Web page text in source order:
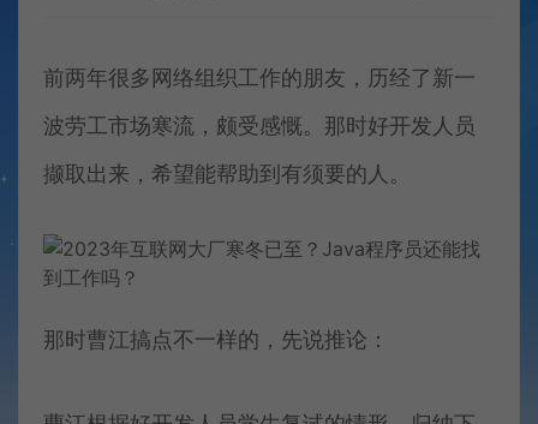
前两年很多网络组织工作的朋友，历经了新一
波劳工市场寒流，颇受感慨。那时好开发人员
撷取出来，希望能帮助到有须要的人。
那时曹江搞点不一样的，先说推论：